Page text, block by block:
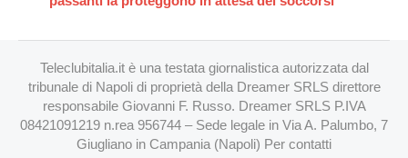
Teleclubitalia.it è una testata giornalistica autorizzata dal
tribunale di Napoli di proprietà della Dreamer SRLS direttore
responsabile Giovanni F. Russo. Dreamer SRLS P.IVA
08421091219 n.rea 956744 – Sede legale in Via A. Palumbo, 7
Giugliano in Campania (Napoli) Per contatti